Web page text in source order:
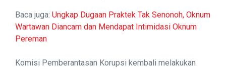
Baca juga: Ungkap Dugaan Praktek Tak Senonoh, Oknum
Wartawan Diancam dan Mendapat Intimidasi Oknum
Pereman
Komisi Pemberantasan Korupsi kembali melakukan